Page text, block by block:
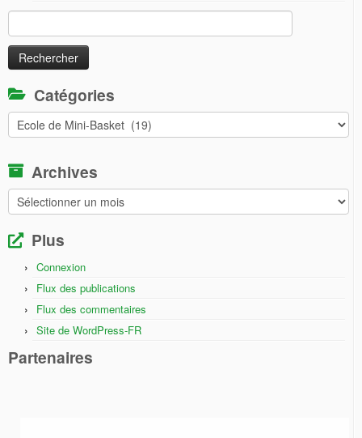
Rechercher :
Catégories
Catégories
Archives
Archives
Plus
Connexion
Flux des publications
Flux des commentaires
Site de WordPress-FR
Partenaires